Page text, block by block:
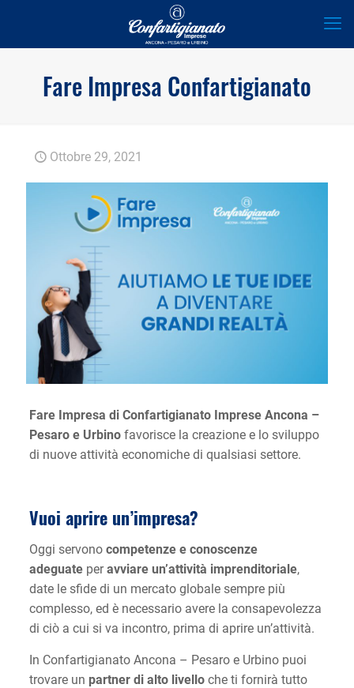
Fare Impresa Confartigianato
Ottobre 29, 2021
Fare Impresa di Confartigianato Imprese Ancona –
Pesaro e Urbinofavorisce la creazione e lo sviluppo
di nuove attività economiche di qualsiasi settore.
Vuoi aprire un’impresa?
Oggi servono competenze e conoscenze
adeguateperavviare un’attività imprenditoriale,
date le sfide di un mercato globale sempre più
complesso, ed è necessario avere la consapevolezza
di ciò a cui si va incontro, prima di aprire un’attività.
In Confartigianato Ancona – Pesaro e Urbino puoi
trovare un partner di alto livelloche ti fornirà tutto